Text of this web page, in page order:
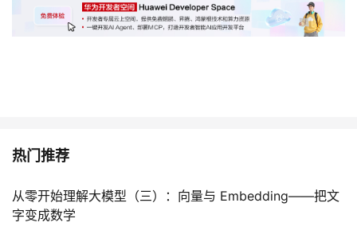
热门推荐
从零开始理解大模型（三）：向量与 Embedding——把文
字变成数学